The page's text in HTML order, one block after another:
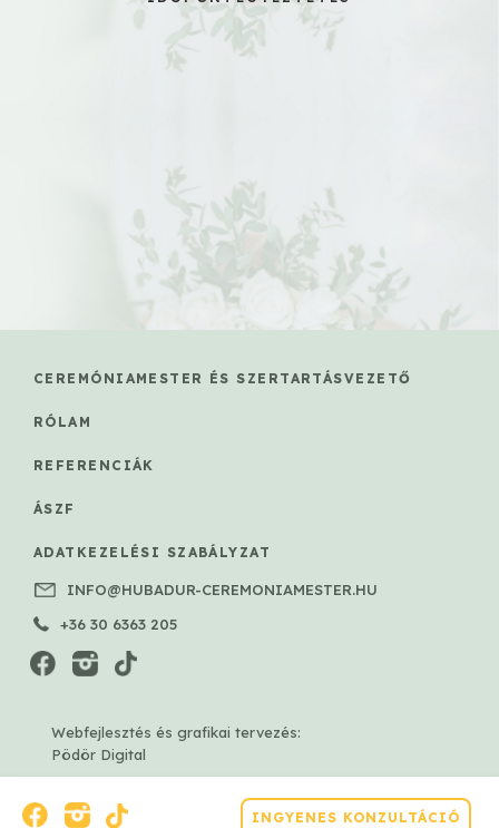
INGYENES KONZULTÁCIÓ
CEREMÓNIAMESTER ÉS SZERTARTÁSVEZETŐ
RÓLAM
REFERENCIÁK
ÁSZF
ADATKEZELÉSI SZABÁLYZAT
INFO@HUBADUR-CEREMONIAMESTER.HU
+36 30 6363 205
Webfejlesztés és grafikai tervezés:
Pödör Digital